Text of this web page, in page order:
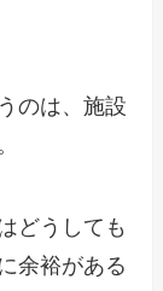
のは、施設
どうしても
余裕がある